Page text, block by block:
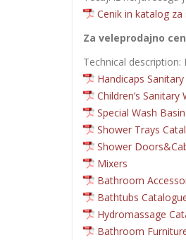
Cenik in katalog
Za veleprodajno
Technical description:
Handicaps
Children’s Sanitary
Special Wash
Shower Trays
Shower
Mixers
Bathroom
Bathtubs
Hydromassage
Bathroom